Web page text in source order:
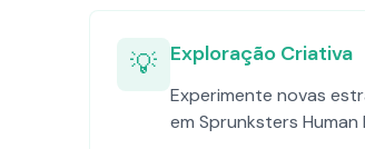
💡 Exploração Criativa
Experimente novas
em Sprunksters